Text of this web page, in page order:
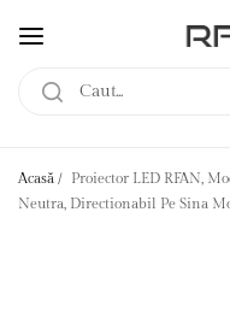
Acasă / Proiector LED RFAN,
Neutra, Directionabil Pe Sina